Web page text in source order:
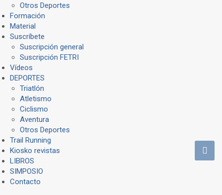
Otros Deportes
Formación
Material
Suscríbete
Suscripción general
Suscripción FETRI
Vídeos
DEPORTES
Triatlón
Atletismo
Ciclismo
Aventura
Otros Deportes
Trail Running
Kiosko revistas
LIBROS
SIMPOSIO
Contacto